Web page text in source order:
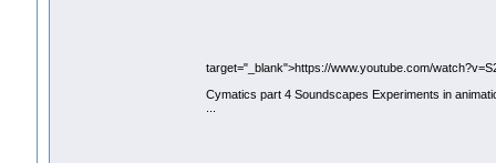
target="_blank">https://www.youtube.com/
Cymatics part 4 Soundscapes Experiments in